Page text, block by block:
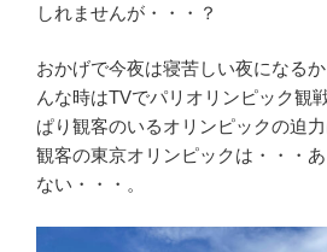
しれませんが・・・？
おかげで今夜は寝苦しい夜になる
んな時はTVでパリオリンピック
ぱり観客のいるオリンピックの迫
観客の東京オリンピックは・・・
ない・・・。